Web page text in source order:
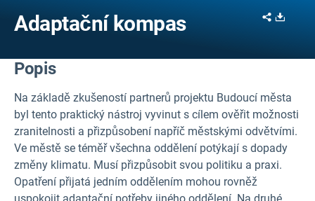
Adaptační kompas Share
Popis
Na základě zkušeností partnerů projektu Budoucí města
byl tento praktický nástroj vyvinut s cílem ověřit možnosti
zranitelnosti a přizpůsobení napříč městskými odvětvími.
Ve městě se téměř všechna oddělení potýkají s dopady
změny klimatu. Musí přizpůsobit svou politiku a praxi.
Opatření přijatá jedním oddělením mohou rovněž